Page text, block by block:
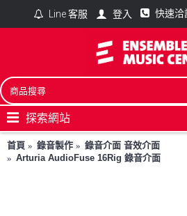
Line 客服 登入 快速洽
探索網站
首頁 錄音製作
錄音介面 音效介面
Arturia AudioFuse 16Rig 錄音介面